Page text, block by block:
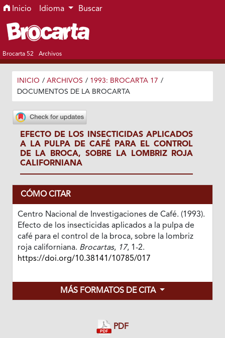
Ir al menú de navegación principal
Ir al contenido principal
Ir al pie de página del sitio
Inicio Idioma Buscar
Brocarta 52 Archivos
INICIO / ARCHIVOS / 1993: BROCARTA 17 /
DOCUMENTOS DE LA BROCARTA
EFECTO DE LOS INSECTICIDAS APLICADOS
A LA PULPA DE CAFÉ PARA EL CONTROL
DE LA BROCA, SOBRE LA LOMBRIZ ROJA
CALIFORNIANA
CÓMO CITAR
Centro Nacional de Investigaciones de Café. (1993).
Efecto de los insecticidas aplicados a la pulpa de
café para el control de la broca, sobre la lombriz
roja californiana. Brocartas, 17, 1-2.
https://doi.org/10.38141/10785/017
MÁS FORMATOS DE CITA
PDF